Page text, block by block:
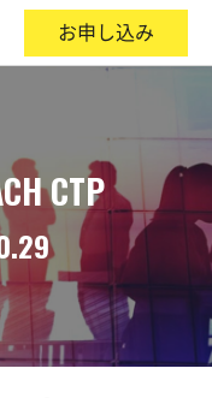
お申し込み
CTP